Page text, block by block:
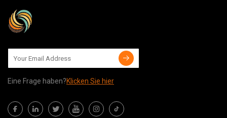
Eine Frage haben?Klicken Sie hier